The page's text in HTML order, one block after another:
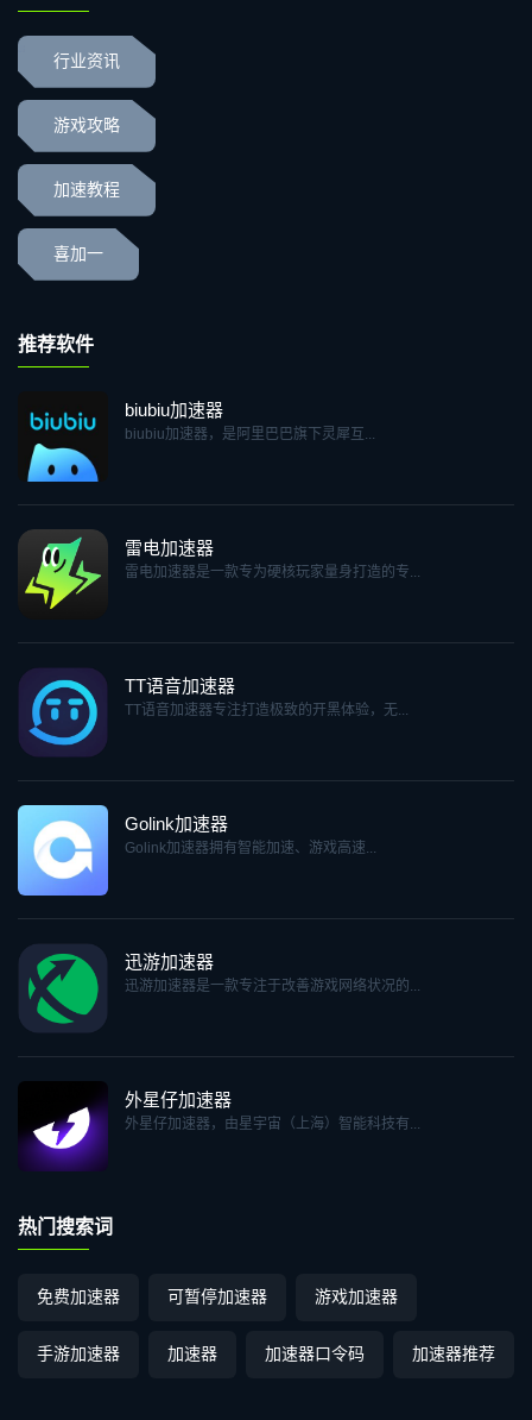
行业资讯
游戏攻略
加速教程
喜加一
推荐软件
biubiu加速器
biubiu加速器，是阿里巴巴旗下灵犀互...
雷电加速器
雷电加速器是一款专为硬核玩家量身打造的专...
TT语音加速器
TT语音加速器专注打造极致的开黑体验，无...
Golink加速器
Golink加速器拥有智能加速、游戏高速...
迅游加速器
迅游加速器是一款专注于改善游戏网络状况的...
外星仔加速器
外星仔加速器，由星宇宙（上海）智能科技有...
热门搜索词
免费加速器 可暂停加速器 游戏加速器
手游加速器 加速器 加速器口令码 加速器推荐